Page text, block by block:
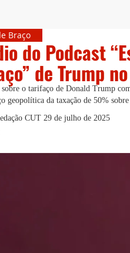
Braço
do Podcast
de Trump
o tarifaço de Donald Trump
geopolítica da taxação de 50%
CUT 29 de julho de 2025